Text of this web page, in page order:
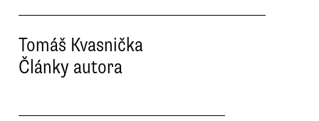
Tomáš Kvasnička
Články autora